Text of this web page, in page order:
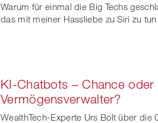
Warum für einmal die Big Techs
das mit meiner Hassliebe zu Siri zu tun
KI-Chatbots – Chance
Vermögensverwalter?
WealthTech-Experte Urs Bolt über die